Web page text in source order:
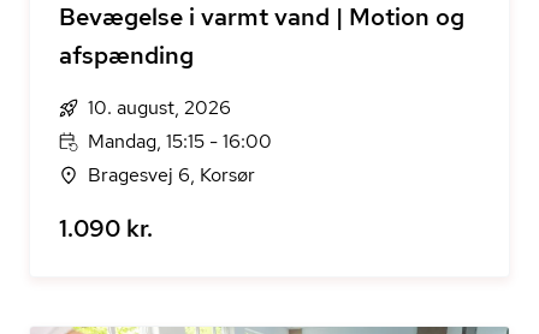
Bevægelse i varmt vand | Motion og
afspænding
10. august, 2026
Mandag, 15:15 - 16:00
Bragesvej 6, Korsør
1.090 kr.